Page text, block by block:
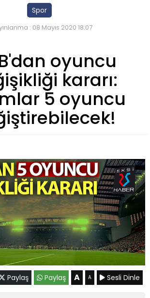
Spor
: 08 Mayıs 2020 18:07
oyuncu
kararı:
5 oyuncu
Paylaş Paylaş A A Sesli Dinle